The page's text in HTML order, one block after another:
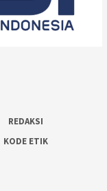
REDAKSI
KODE ETIK